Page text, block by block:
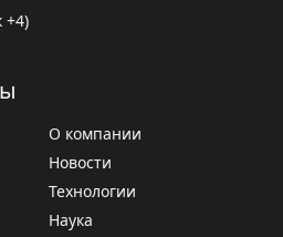
+4)
О компании
Новости
Технологии
Наука